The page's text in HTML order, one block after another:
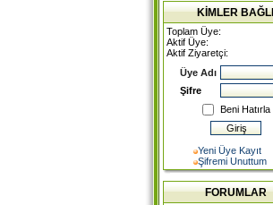
KİMLER BAĞLI
Toplam Üye:
Aktif Üye:
Aktif Ziyaretçi:
Üye Adı
Şifre
Beni Hatırla
Yeni Üye Kayıt
Şifremi Unuttum
FORUMLAR